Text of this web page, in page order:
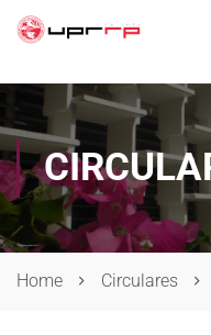
Home Circulares